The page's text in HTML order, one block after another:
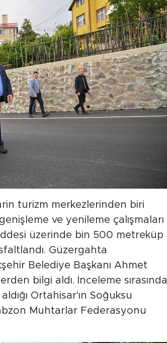
turizm merkezlerinden biri
ve yenileme çalışmaları
üzerinde bin 500 metreküp
Güzergahta
Belediye Başkanı Ahmet
bilgi aldı. İnceleme sırasında
Ortahisar'ın Soğuksu
Muhtarlar Federasyonu